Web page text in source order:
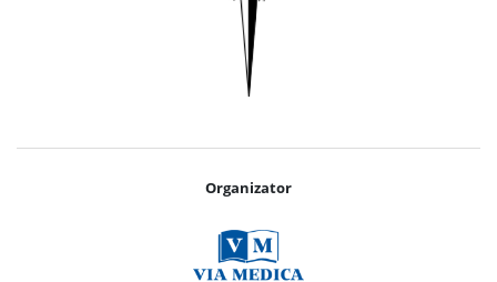
Organizator